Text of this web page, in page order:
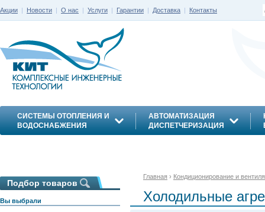
Акции | Новости | О нас | Услуги | Гарантии | Доставка | Контакты
СИСТЕМЫ ОТОПЛЕНИЯ И
ВОДОСНАБЖЕНИЯ
АВТОМАТИЗАЦИЯ
ДИСПЕТЧЕРИЗАЦИЯ
Главная › Кондиционирование и
Холодильные
Подбор товаров
Вы выбрали